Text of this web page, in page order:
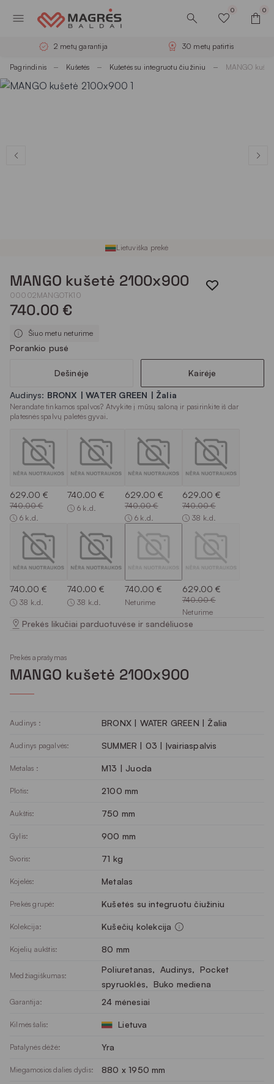
0 0
2 metų garantija 30 metų patirtis
Pagrindinis Kušetės Kušetės su integruotu čiužiniu MANGO
Lietuviška prekė
MANGO kušetė 2100x900
00002MANGOTK10
740.00 €
Šiuo metu neturime
Porankio pusė
Dešinėje Kairėje
Audinys: BRONX | WATER GREEN | Žalia
Nerandate tinkamos spalvos? Atvykite į mūsų saloną ir pasirinkite iš dar
platesnės spalvų paletės gyvai.
629.00 €
740.00 €
6 k.d.
740.00 €
6 k.d.
629.00 €
740.00 €
6 k.d.
629.00 €
740.00 €
38 k.d.
740.00 €
38 k.d.
740.00 €
38 k.d.
740.00 €
Neturime
629.00 €
740.00 €
Neturime
Prekės likučiai parduotuvėse ir sandėliuose
Prekės aprašymas
MANGO kušetė 2100x900
Audinys : BRONX | WATER GREEN | Žalia
Audinys pagalvės: SUMMER | 03 | Įvairiaspalvis
Metalas : M13 | Juoda
Plotis: 2100 mm
Aukštis: 750 mm
Gylis: 900 mm
Svoris: 71 kg
Kojelės: Metalas
Prekės grupė: Kušetės su integruotu čiužiniu
Kolekcija: Kušečių kolekcija
Kojelių aukštis: 80 mm
Medžiagiškumas:
Poliuretanas, Audinys, Pocket
spyruoklės, Buko mediena
Garantija: 24 mėnesiai
Kilmės šalis: Lietuva
Patalynės dėžė: Yra
Miegamosios dalies dydis: 880 x 1950 mm